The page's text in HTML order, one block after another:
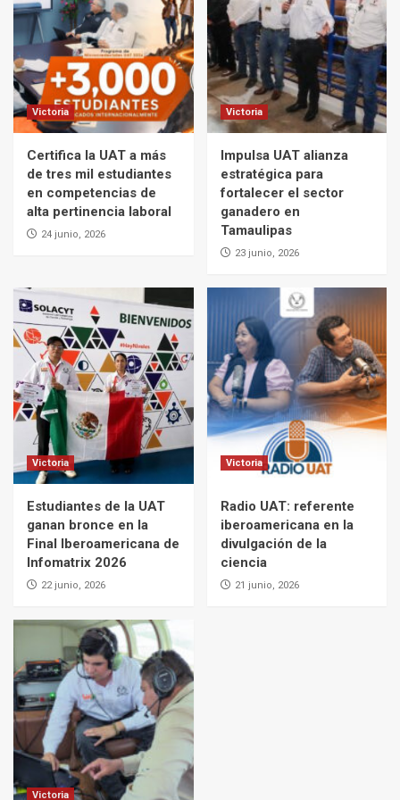
Victoria
Certifica la UAT a más
de tres mil estudiantes
en competencias de
alta pertinencia laboral
24 junio, 2026
Victoria
Impulsa UAT alianza
estratégica para
fortalecer el sector
ganadero en
Tamaulipas
23 junio, 2026
Victoria
Estudiantes de la UAT
ganan bronce en la
Final Iberoamericana de
Infomatrix 2026
22 junio, 2026
Victoria
Radio UAT: referente
iberoamericana en la
divulgación de la
ciencia
21 junio, 2026
Victoria